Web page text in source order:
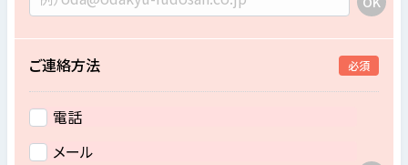
ご連絡方法 必須
電話
メール